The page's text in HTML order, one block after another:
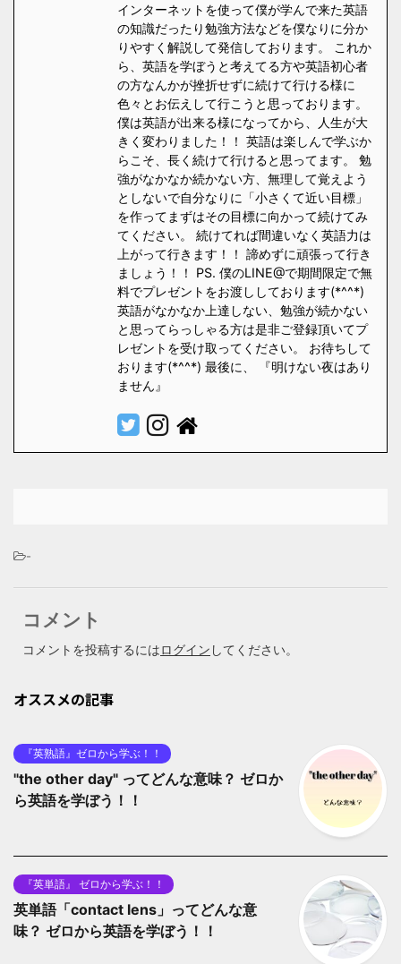
インターネットを使って僕が学んで来た英語
の知識だったり勉強方法などを僕なりに分か
りやすく解説して発信しております。 これか
ら、英語を学ぼうと考えてる方や英語初心者
の方なんかが挫折せずに続けて行ける様に
色々とお伝えして行こうと思っております。
僕は英語が出来る様になってから、人生が大
きく変わりました！！ 英語は楽しんで学ぶか
らこそ、長く続けて行けると思ってます。 勉
強がなかなか続かない方、無理して覚えよう
としないで自分なりに「小さくて近い目標」
を作ってまずはその目標に向かって続けてみ
てください。 続けてれば間違いなく英語力は
上がって行きます！！ 諦めずに頑張って行き
ましょう！！ PS. 僕のLINE@で期間限定で無
料でプレゼントをお渡ししております(*^^*)
英語がなかなか上達しない、勉強が続かない
と思ってらっしゃる方は是非ご登録頂いてプ
レゼントを受け取ってください。 お待ちして
おります(*^^*) 最後に、 『明けない夜はあり
ません』
-
コメント
コメントを投稿するにはログイン してください。
オススメの記事
『英熟語』ゼロから学ぶ！！
"the other day" ってどんな意味？ ゼロか
ら英語を学ぼう！！
『英単語』 ゼロから学ぶ！！
英単語「contact lens」ってどんな意
味？ ゼロから英語を学ぼう！！